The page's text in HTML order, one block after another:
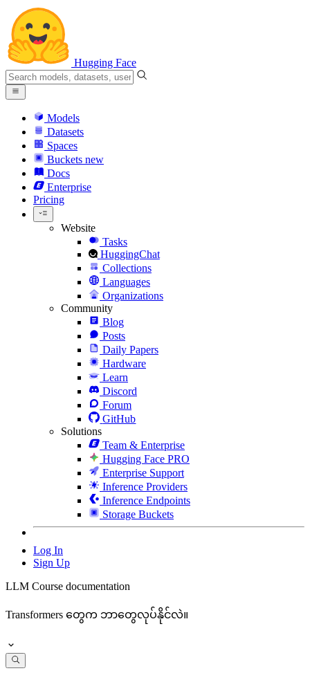
Hugging Face
Models
Datasets
Spaces
Buckets new
Docs
Enterprise
Pricing
Website
Tasks
HuggingChat
Collections
Languages
Organizations
Community
Blog
Posts
Daily Papers
Hardware
Learn
Discord
Forum
GitHub
Solutions
Team & Enterprise
Hugging Face PRO
Enterprise Support
Inference Providers
Inference Endpoints
Storage Buckets
Log In
Sign Up
LLM Course documentation
Transformers တွေက ဘာတွေလုပ်နိုင်လဲ။